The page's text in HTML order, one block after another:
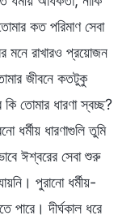
কত পরিমাণ সেবা
মনে রাখারও প্রয়োজন
জীবনে কতটুকু
তোমার ধারণা স্বচ্ছ?
ধর্মীয় ধারণাগুলি তুমি
ঈশ্বরের সেবা শুরু
পুরানো ধর্মীয়-
পারে। দীর্ঘকাল ধরে